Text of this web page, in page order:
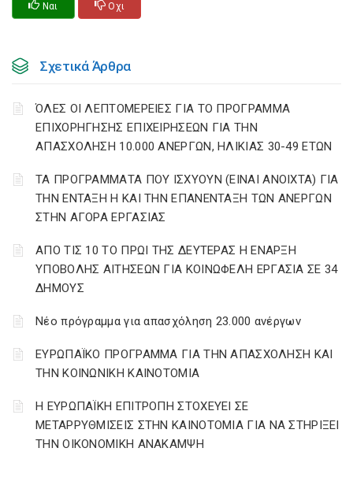
Ναι Οχι
Σχετικά Άρθρα
ΌΛΕΣ ΟΙ ΛΕΠΤΟΜΕΡΕΙΕΣ ΓΙΑ ΤΟ ΠΡΟΓΡΑΜΜΑ
ΕΠΙΧΟΡΗΓΗΣΗΣ ΕΠΙΧΕΙΡΗΣΕΩΝ ΓΙΑ ΤΗΝ
ΑΠΑΣΧΟΛΗΣΗ 10.000 ΑΝΕΡΓΩΝ, ΗΛΙΚΙΑΣ 30-49 ΕΤΩΝ
ΤΑ ΠΡΟΓΡΑΜΜΑΤΑ ΠΟΥ ΙΣΧΥΟΥΝ (ΕΙΝΑΙ ΑΝΟΙΧΤΑ) ΓΙΑ
ΤΗΝ ΕΝΤΑΞΗ Η ΚΑΙ ΤΗΝ ΕΠΑΝΕΝΤΑΞΗ ΤΩΝ ΑΝΕΡΓΩΝ
ΣΤΗΝ ΑΓΟΡΑ ΕΡΓΑΣΙΑΣ
AΠΟ ΤΙΣ 10 ΤΟ ΠΡΩΙ ΤΗΣ ΔΕΥΤΕΡΑΣ Η ΕΝΑΡΞΗ
ΥΠΟΒΟΛΗΣ ΑΙΤΗΣΕΩΝ ΓΙΑ ΚΟΙΝΩΦΕΛΗ ΕΡΓΑΣΙΑ ΣΕ 34
ΔΗΜΟΥΣ
Νέο πρόγραμμα για απασχόληση 23.000 ανέργων
ΕΥΡΩΠΑΪΚΟ ΠΡΟΓΡΑΜΜΑ ΓΙΑ ΤΗΝ ΑΠΑΣΧΟΛΗΣΗ ΚΑΙ
ΤΗΝ ΚΟΙΝΩΝΙΚΗ ΚΑΙΝΟΤΟΜΙΑ
Η ΕΥΡΩΠΑΪΚΗ ΕΠΙΤΡΟΠΗ ΣΤΟΧΕΥΕΙ ΣΕ
ΜΕΤΑΡΡΥΘΜΙΣΕΙΣ ΣΤΗΝ ΚΑΙΝΟΤΟΜΙΑ ΓΙΑ ΝΑ ΣΤΗΡΙΞΕΙ
ΤΗΝ ΟΙΚΟΝΟΜΙΚΗ ΑΝΑΚΑΜΨΗ